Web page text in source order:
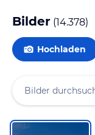
Bilder (14.378)
Hochladen